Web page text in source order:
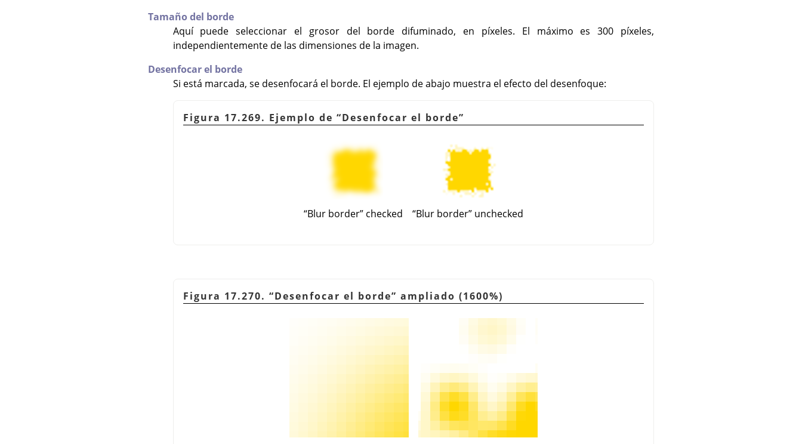
Tamaño del borde
Aquí puede seleccionar el grosor del borde difuminado, en píxeles. El máximo es 300 píxeles,
independientemente de las dimensiones de la imagen.
Desenfocar el borde
Si está marcada, se desenfocará el borde. El ejemplo de abajo muestra el efecto del desenfoque:
Figura 17.269. Ejemplo de “Desenfocar el borde”
“Blur border”checked “Blur border”unchecked
Figura 17.270. “Desenfocar el borde” ampliado (1600%)